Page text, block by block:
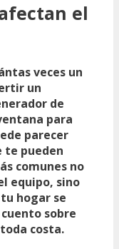
el
veces un
un
de
para
parecer
te pueden
comunes no
equipo, sino
hogar se
sobre
costa.